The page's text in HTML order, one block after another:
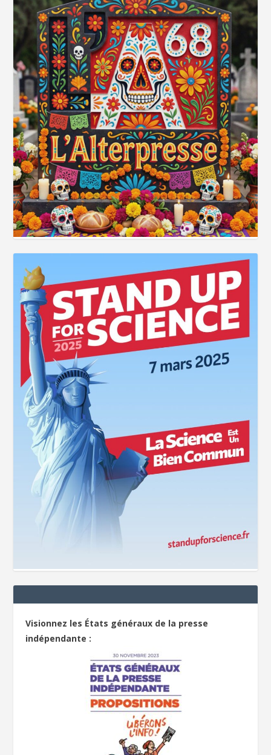
Visionnez les États généraux de la presse
indépendante :